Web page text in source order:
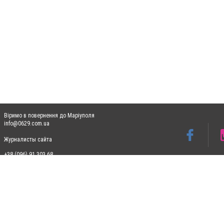
Віримо в повернення до Маріуполя
info@0629.com.ua
Журналисты сайта
+38 (096) 91 303 68